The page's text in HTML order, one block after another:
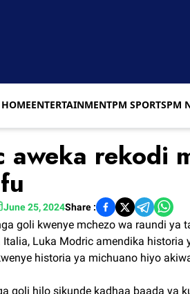
HOMEENTERTAINMENTPM SPORTSPM
aweka rekodi
June 25, 2024Share :
goli kwenye mchezo wa raundi ya
Italia, Luka Modric amendika
historia ya michuano hiyo
goli hilo sikunde kadhaa baada ya